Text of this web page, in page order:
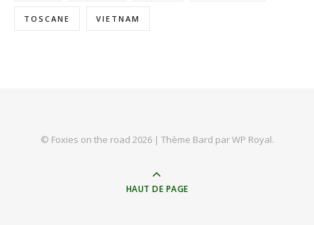
TOSCANE VIETNAM
© Foxies on the road 2026 | Thème Bard parWP Royal.
HAUT DE PAGE